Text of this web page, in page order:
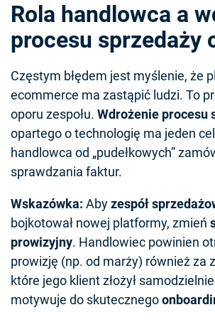
Rola handlowca a
procesu sprzedaży
Częstym błędem jest myślenie, że
ecommerce ma zastąpić ludzi. To
oporu zespołu. Wdrożenie procesu
opartego o technologię ma jeden
handlowca od „pudełkowych”
sprawdzania faktur.
Wskazówka: Abyzespół
bojkotował nowej platformy, zmień
prowizyjny. Handlowiec powinien
prowizję (np. od marży) również za
które jego klient złożył
motywuje do skutecznego